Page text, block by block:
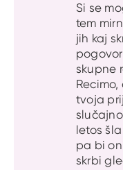
Si se
tem
jih kaj
skupne
tvoja
letos
pa bi
skrbi